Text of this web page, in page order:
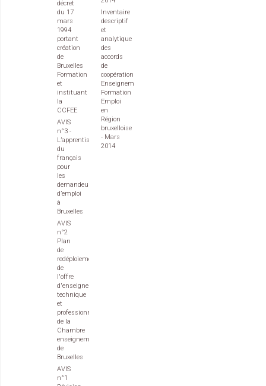
décret
du 17
mars
1994
portant
création
de
Bruxelles
Formation
et
instituant
la
CCFEE
AVIS
n°3 -
L’apprentissage
du
français
pour
les
demandeurs
d’emploi
à
Bruxelles
AVIS
n°2
Plan
de
redéploiement
de
l'offre
d'enseignement
technique
et
professionnel
de la
Chambre
enseignement
de
Bruxelles
AVIS
n°1
Inventaire
descriptif
et
analytique
des
accords
de
coopération
Enseignement
Formation
Emploi
en
Région
bruxelloise
- Mars
2014